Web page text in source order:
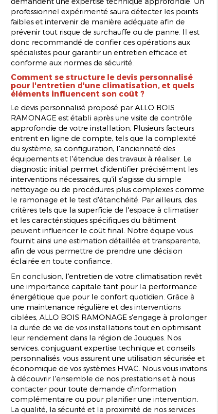
professionnel expérimenté saura détecter les points
faibles et intervenir de manière adéquate afin de
prévenir tout risque de surchauffe ou de panne. Il est
donc recommandé de confier ces opérations aux
spécialistes pour garantir un entretien efficace et
conforme aux normes de sécurité.
Comment se structure le devis personnalisé
pour l'entretien d'une climatisation, et quels
éléments influencent son coût ?
Le devis personnalisé proposé par ALLO BOIS
RAMONAGE est établi après une visite de contrôle
approfondie de votre installation. Plusieurs facteurs
entrent en ligne de compte, tels que la complexité
du système, sa configuration, l'ancienneté des
équipements et l'étendue des travaux à réaliser. Le
diagnostic initial permet d'identifier précisément les
interventions nécessaires, qu'il s'agisse du simple
nettoyage ou de procédures plus complexes comme
le ramonage et le test d'étanchéité. Par ailleurs, des
critères tels que la superficie de l'espace à climatiser
et les caractéristiques spécifiques du bâtiment
peuvent influencer le coût final. Notre équipe vous
fournit ainsi une estimation détaillée et transparente,
afin de vous permettre de prendre une décision
éclairée en toute confiance.
En conclusion, l'entretien de votre climatisation revêt
une importance capitale tant pour la performance
énergétique que pour le confort quotidien. Grâce à
une maintenance régulière et des interventions
ciblées, ALLO BOIS RAMONAGE s'engage à prolonger
la durée de vie de vos installations tout en optimisant
leur rendement dans la région de Jouques. Nos
services, conjuguant expertise technique et conseils
personnalisés, vous assurent une utilisation sécurisée et
économique de vos systèmes HVAC. Nous vous invitons
à découvrir l'ensemble de nos prestations et à nous
contacter pour toute demande d'information
complémentaire ou pour planifier une intervention.
La qualité, la sécurité et la proximité de nos services